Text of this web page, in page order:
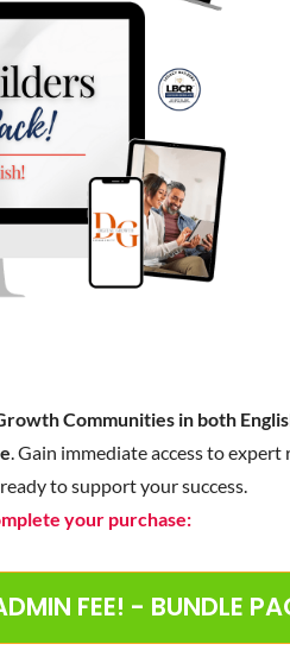
Communities in both
. Gain immediate access to expert
to support your success.
your purchase:
FEE! - BUNDLE